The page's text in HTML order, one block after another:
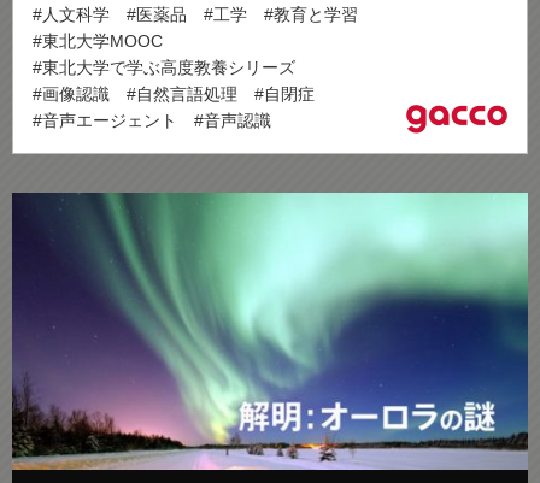
#人文科学
#医薬品 #工学
#教育と学習
#東北大学MOOC
#東北大学で学ぶ高度教養シリーズ
#画像認識
#自然言語処理
#自閉症
#音声エージェント
#音声認識